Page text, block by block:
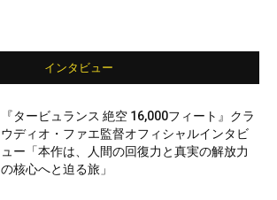
インタビュー
『タービュランス 絶空 16,000フィート』クラ
ウディオ・ファエ監督オフィシャルインタビ
ュー「本作は、人間の回復力と真実の解放力
の核心へと迫る旅」